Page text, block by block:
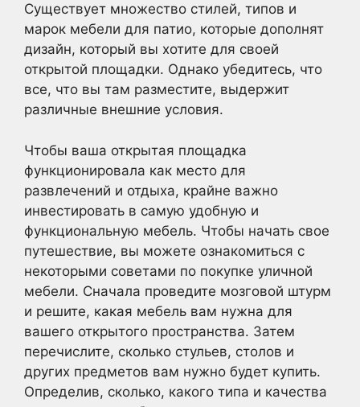
Существует множество стилей, типов и
марок мебели для патио, которые дополнят
дизайн, который вы хотите для своей
открытой площадки. Однако убедитесь, что
все, что вы там разместите, выдержит
различные внешние условия.
Чтобы ваша открытая площадка
функционировала как место для
развлечений и отдыха, крайне важно
инвестировать в самую удобную и
функциональную мебель. Чтобы начать свое
путешествие, вы можете ознакомиться с
некоторыми советами по покупке уличной
мебели. Сначала проведите мозговой штурм
и решите, какая мебель вам нужна для
вашего открытого пространства. Затем
перечислите, сколько стульев, столов и
других предметов вам нужно будет купить.
Определив, сколько, какого типа и качества